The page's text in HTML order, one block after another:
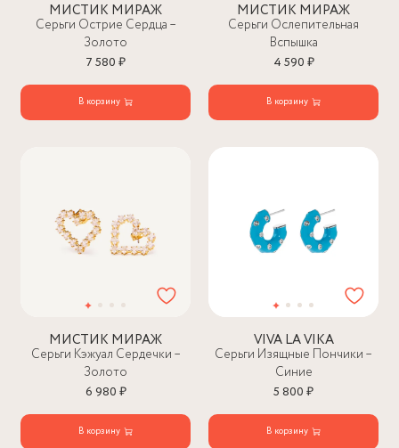
МИСТИК МИРАЖ
Серьги Острие Сердца –
Золото
7 580 ₽
В корзину
МИСТИК МИРАЖ
Серьги Ослепительная
Вспышка
4 590 ₽
В корзину
МИСТИК МИРАЖ
Серьги Кэжуал Сердечки –
Золото
6 980 ₽
В корзину
VIVA LA VIKA
Серьги Изящные Пончики –
Синие
5 800 ₽
В корзину